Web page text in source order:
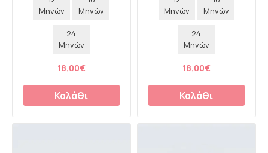
Μηνών
Μηνών
24
Μηνών
18,00€
Καλάθι
Μηνών
Μηνών
24
Μηνών
18,00€
Καλάθι